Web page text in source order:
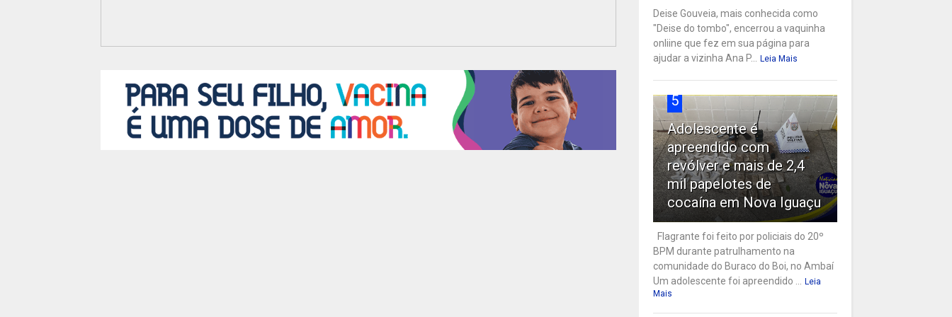
Deise Gouveia, mais conhecida como
"Deise do tombo", encerrou a vaquinha
onliine que fez em sua página para
ajudar a vizinha Ana P...
Leia Mais
5
Adolescente é
apreendido com
revólver e mais de 2,4
mil papelotes de
cocaína em Nova Iguaçu
Flagrante foi feito por policiais do 20º
BPM durante patrulhamento na
comunidade do Buraco do Boi, no Ambaí
Um adolescente foi apreendido ...
Leia
Mais